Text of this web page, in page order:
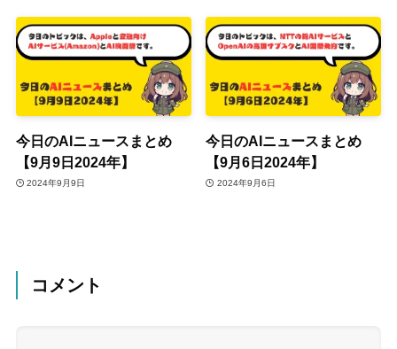
今日のAIニュースまとめ
【9月9日2024年】
2024年9月9日
今日のAIニュースまとめ
【9月6日2024年】
2024年9月6日
コメント